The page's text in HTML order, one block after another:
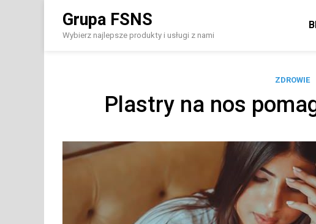
content
Grupa FSNS
Wybierz najlepsze produkty i usługi z nami
ZDROWIE
Plastry na nos